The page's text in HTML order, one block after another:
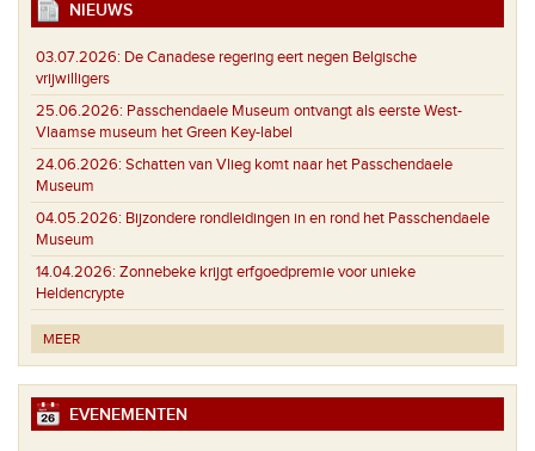
NIEUWS
03.07.2026: De Canadese regering eert negen Belgische
vrijwilligers
25.06.2026: Passchendaele Museum ontvangt als eerste West-
Vlaamse museum het Green Key-label
24.06.2026: Schatten van Vlieg komt naar het Passchendaele
Museum
04.05.2026: Bijzondere rondleidingen in en rond het Passchendaele
Museum
14.04.2026: Zonnebeke krijgt erfgoedpremie voor unieke
Heldencrypte
MEER
EVENEMENTEN